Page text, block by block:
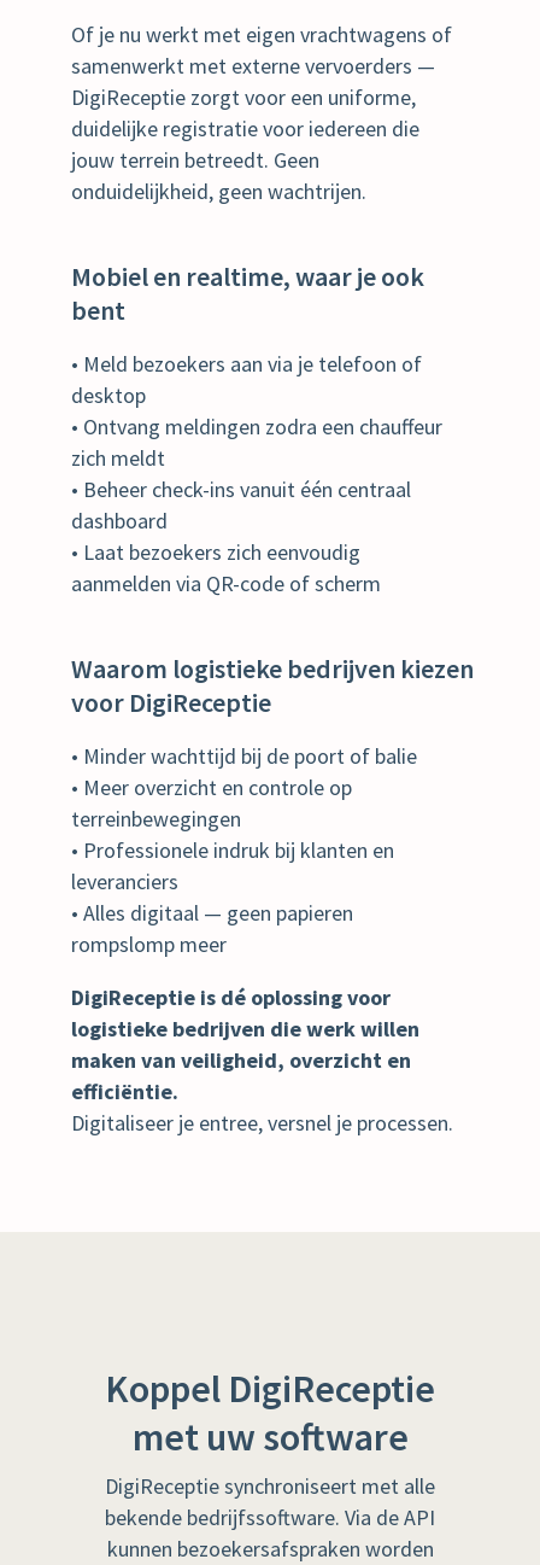
Of je nu werkt met eigen vrachtwagens of
samenwerkt met externe vervoerders —
DigiReceptie zorgt voor een uniforme,
duidelijke registratie voor iedereen die
jouw terrein betreedt. Geen
onduidelijkheid, geen wachtrijen.
Mobiel en realtime, waar je ook
bent
• Meld bezoekers aan via je telefoon of
desktop
• Ontvang meldingen zodra een chauffeur
zich meldt
• Beheer check-ins vanuit één centraal
dashboard
• Laat bezoekers zich eenvoudig
aanmelden via QR-code of scherm
Waarom logistieke bedrijven kiezen
voor DigiReceptie
• Minder wachttijd bij de poort of balie
• Meer overzicht en controle op
terreinbewegingen
• Professionele indruk bij klanten en
leveranciers
• Alles digitaal — geen papieren
rompslomp meer
DigiReceptie is dé oplossing voor
logistieke bedrijven die werk willen
maken van veiligheid, overzicht en
efficiëntie.
Digitaliseer je entree, versnel je processen.
Koppel DigiReceptie
met uw software
DigiReceptie synchroniseert met alle
bekende bedrijfssoftware. Via de API
kunnen bezoekersafspraken worden